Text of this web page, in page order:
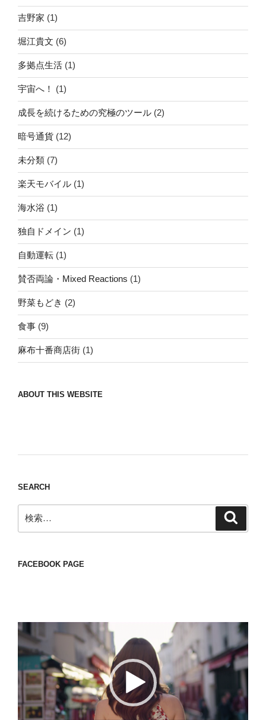
吉野家 (1)
堀江貴文 (6)
多拠点生活 (1)
宇宙へ！ (1)
成長を続けるための究極のツール (2)
暗号通貨 (12)
未分類 (7)
楽天モバイル (1)
海水浴 (1)
独自ドメイン (1)
自動運転 (1)
賛否両論・Mixed Reactions (1)
野菜もどき (2)
食事 (9)
麻布十番商店街 (1)
ABOUT THIS WEBSITE
SEARCH
索:
FACEBOOK PAGE
動
画
プ
レ
ー
ヤ
ー